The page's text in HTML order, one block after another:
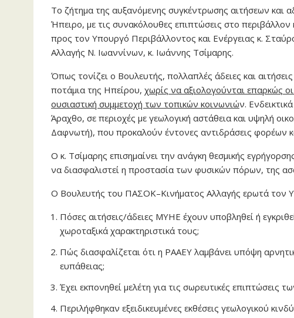
Το ζήτημα της αυξανόμενης συγκέντρωσης αιτήσεων και
Ήπειρο, με τις συνακόλουθες επιπτώσεις στο περιβάλλον
προς τον Υπουργό Περιβάλλοντος και Ενέργειας κ.
Αλλαγής Ν. Ιωαννίνων, κ. Ιωάννης Τσίμαρης.
Όπως τονίζει ο Βουλευτής, πολλαπλές άδειες και
ποτάμια της Ηπείρου, χωρίς να αξιολογούνται επαρκώς
ουσιαστική συμμετοχή των τοπικών κοινωνιών.
Άραχθο, σε περιοχές με γεωλογική αστάθεια και υψηλή
Δαφνωτή), που προκαλούν έντονες αντιδράσεις φορέων
Ο κ. Τσίμαρης επισημαίνει την ανάγκη θεσμικής
να διασφαλιστεί η προστασία των φυσικών πόρων, της
Ο Βουλευτής του ΠΑΣΟΚ–Κινήματος Αλλαγής ερωτά τον
Πόσες αιτήσεις/άδειες ΜΥΗΕ έχουν υποβληθεί ή
χωροταξικά χαρακτηριστικά τους;
Πώς διασφαλίζεται ότι η ΡΑΑΕΥ λαμβάνει υπόψη
ευπάθειας;
Έχει εκπονηθεί μελέτη για τις σωρευτικές επιπτώσεις
Περιλήφθηκαν εξειδικευμένες εκθέσεις γεωλογικού